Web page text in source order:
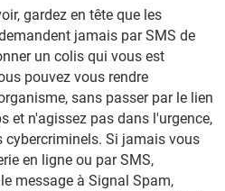
gardez en tête que les
jamais par SMS de
un colis qui vous est
pouvez vous rendre
sans passer par le lien
et n'agissez pas dans l'urgence,
cybercriminels. Si jamais vous
en ligne ou par SMS,
message à Signal Spam,